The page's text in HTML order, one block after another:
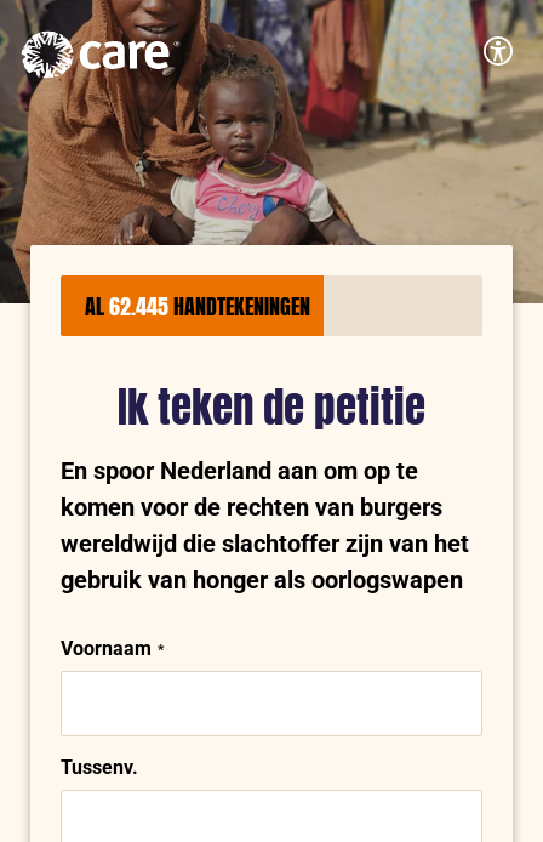
Logo:
CARE
Nederland
AL62.445HANDTEKENINGEN
Ik teken de petitie
En spoor Nederland aan om op te
komen voor de rechten van burgers
wereldwijd die slachtoffer zijn van het
gebruik van honger als oorlogswapen
Naam
Voornaam
Tussenv.